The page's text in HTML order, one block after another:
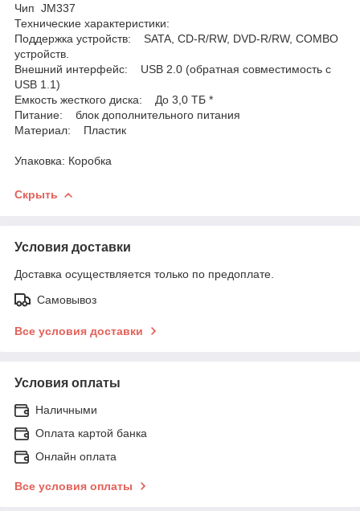
Чип JM337
Технические характеристики:
Поддержка устройств: SATA, CD-R/RW, DVD-R/RW, COMBO
устройств.
Внешний интерфейс: USB 2.0 (обратная совместимость с
USB 1.1)
Емкость жесткого диска: До 3,0 ТБ *
Питание: блок дополнительного питания
Материал: Пластик
Упаковка: Коробка
Скрыть
Условия доставки
Доставка осуществляется только по предоплате.
Самовывоз
Все условия доставки
Условия оплаты
Наличными
Оплата картой банка
Онлайн оплата
Все условия оплаты